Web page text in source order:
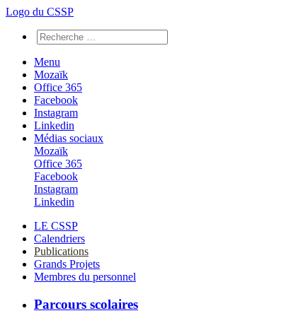
Logo du CSSP
Menu
Mozaïk
Office 365
Facebook
Instagram
Linkedin
Médias sociaux
Mozaïk
Office 365
Facebook
Instagram
Linkedin
LE CSSP
Calendriers
Publications
Grands Projets
Membres du personnel
Parcours scolaires